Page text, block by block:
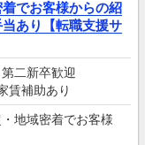
着でお客様からの紹
あり【転職支援サ
第二新卒歓迎
賃補助あり
地域密着でお客様